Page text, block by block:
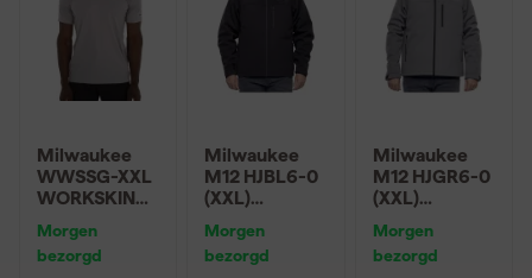
Milwaukee
WWSSG-XXL
WORKSKIN
shirt met
korte
Morgen
bezorgd
Milwaukee
M12 HJBL6-0
(XXL)
Verwarmde
jack zwart
Morgen
bezorgd
Milwaukee
M12 HJGR6-0
(XXL)
Verwarmde
jack grijs XXL
Morgen
bezorgd